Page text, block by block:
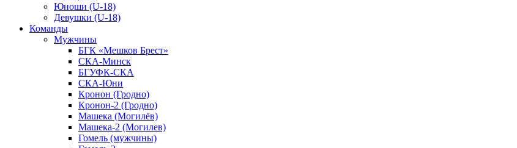
Юноши (U-18)
Девушки (U-18)
Команды
Мужчины
БГК «Мешков Брест»
СКА-Минск
БГУФК-СКА
СКА-Юни
Кронон (Гродно)
Кронон-2 (Гродно)
Машека (Могилёв)
Машека-2 (Могилев)
Гомель (мужчины)